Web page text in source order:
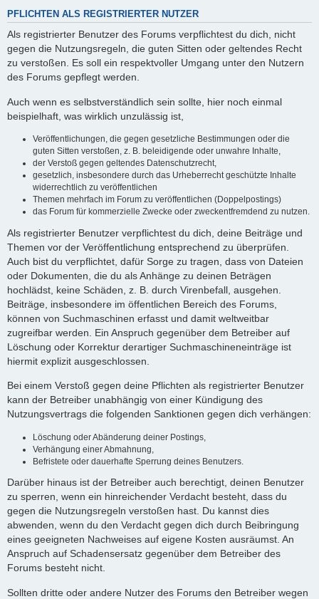
PFLICHTEN ALS REGISTRIERTER NUTZER
Als registrierter Benutzer des Forums verpflichtest du dich, nicht
gegen die Nutzungsregeln, die guten Sitten oder geltendes Recht
zu verstoßen. Es soll ein respektvoller Umgang unter den Nutzern
des Forums gepflegt werden.
Auch wenn es selbstverständlich sein sollte, hier noch einmal
beispielhaft, was wirklich unzulässig ist,
Veröffentlichungen, die gegen gesetzliche Bestimmungen oder die
guten Sitten verstoßen, z. B. beleidigende oder unwahre Inhalte,
der Verstoß gegen geltendes Datenschutzrecht,
gesetzlich, insbesondere durch das Urheberrecht geschützte Inhalte
widerrechtlich zu veröffentlichen
Themen mehrfach im Forum zu veröffentlichen (Doppelpostings)
das Forum für kommerzielle Zwecke oder zweckentfremdend zu nutzen.
Als registrierter Benutzer verpflichtest du dich, deine Beiträge und
Themen vor der Veröffentlichung entsprechend zu überprüfen.
Auch bist du verpflichtet, dafür Sorge zu tragen, dass von Dateien
oder Dokumenten, die du als Anhänge zu deinen Beträgen
hochlädst, keine Schäden, z. B. durch Virenbefall, ausgehen.
Beiträge, insbesondere im öffentlichen Bereich des Forums,
können von Suchmaschinen erfasst und damit weltweitbar
zugreifbar werden. Ein Anspruch gegenüber dem Betreiber auf
Löschung oder Korrektur derartiger Suchmaschineneinträge ist
hiermit explizit ausgeschlossen.
Bei einem Verstoß gegen deine Pflichten als registrierter Benutzer
kann der Betreiber unabhängig von einer Kündigung des
Nutzungsvertrags die folgenden Sanktionen gegen dich verhängen:
Löschung oder Abänderung deiner Postings,
Verhängung einer Abmahnung,
Befristete oder dauerhafte Sperrung deines Benutzers.
Darüber hinaus ist der Betreiber auch berechtigt, deinen Benutzer
zu sperren, wenn ein hinreichender Verdacht besteht, dass du
gegen die Nutzungsregeln verstoßen hast. Du kannst dies
abwenden, wenn du den Verdacht gegen dich durch Beibringung
eines geeigneten Nachweises auf eigene Kosten ausräumst. An
Anspruch auf Schadensersatz gegenüber dem Betreiber des
Forums besteht nicht.
Sollten dritte oder andere Nutzer des Forums den Betreiber wegen